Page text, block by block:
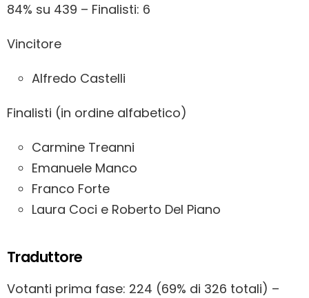
84% su 439 – Finalisti: 6
Vincitore
Alfredo Castelli
Finalisti (in ordine alfabetico)
Carmine Treanni
Emanuele Manco
Franco Forte
Laura Coci e Roberto Del Piano
Traduttore
Votanti prima fase: 224 (69% di 326 totali) –